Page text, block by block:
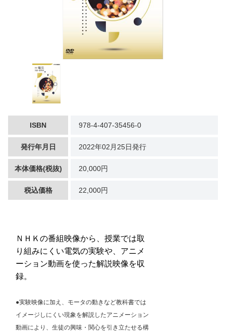
ISBN 978-4-407-35456-0
発行年月日 2022年02月25日発行
本体価格(税抜) 20,000円
税込価格 22,000円
ＮＨＫの番組映像から、授業では取
り組みにくい電気の実験や、アニメ
ーション動画を使った解説映像を収
録。
●実験映像に加え、モータの動きなど教科書では
イメージしにくい現象を解説したアニメーション
動画により、生徒の興味・関心を引き立たせる構